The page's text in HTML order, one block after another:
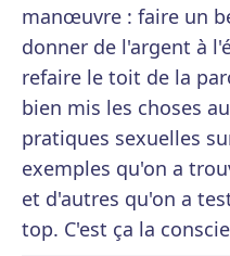
manœuvre : faire un
donner de l'argent à
refaire le toit de la
bien mis les choses
pratiques sexuelles
exemples qu'on a
et d'autres qu'on a
top. C'est ça la